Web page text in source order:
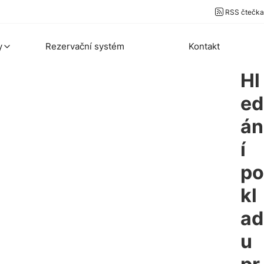
RSS čtečka
Rezervační systém Kontakt
Hl
ed
án
í
po
kl
ad
u